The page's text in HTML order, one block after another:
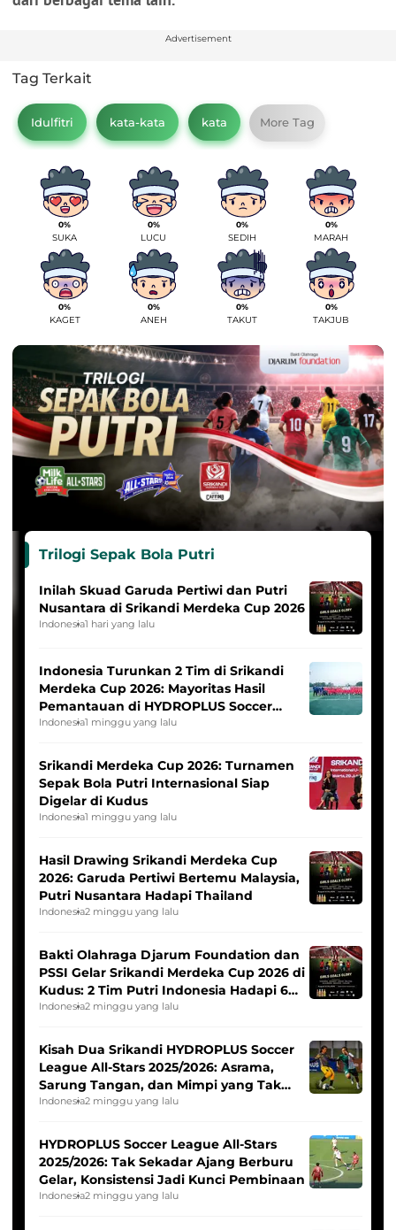
Advertisement
Tag Terkait
Idulfitri kata-kata kata More Tag
0%
SUKA
0%
LUCU
0%
SEDIH
0%
MARAH
0%
KAGET
0%
ANEH
0%
TAKUT
0%
TAKJUB
Trilogi Sepak Bola Putri
Inilah Skuad Garuda Pertiwi dan Putri
Nusantara di Srikandi Merdeka Cup 2026
Indonesia1 hari yang lalu
Indonesia Turunkan 2 Tim di Srikandi
Merdeka Cup 2026: Mayoritas Hasil
Pemantauan di HYDROPLUS Soccer
League
Indonesia1 minggu yang lalu
Srikandi Merdeka Cup 2026: Turnamen
Sepak Bola Putri Internasional Siap
Digelar di Kudus
Indonesia1 minggu yang lalu
Hasil Drawing Srikandi Merdeka Cup
2026: Garuda Pertiwi Bertemu Malaysia,
Putri Nusantara Hadapi Thailand
Indonesia2 minggu yang lalu
Bakti Olahraga Djarum Foundation dan
PSSI Gelar Srikandi Merdeka Cup 2026 di
Kudus: 2 Tim Putri Indonesia Hadapi 6
Tim Asia
Indonesia2 minggu yang lalu
Kisah Dua Srikandi HYDROPLUS Soccer
League All-Stars 2025/2026: Asrama,
Sarung Tangan, dan Mimpi yang Tak
Pernah Padam
Indonesia2 minggu yang lalu
HYDROPLUS Soccer League All-Stars
2025/2026: Tak Sekadar Ajang Berburu
Gelar, Konsistensi Jadi Kunci Pembinaan
Indonesia2 minggu yang lalu